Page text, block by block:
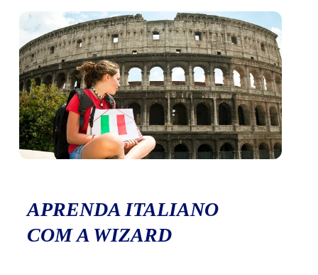
APRENDA ITALIANO
COM A WIZARD